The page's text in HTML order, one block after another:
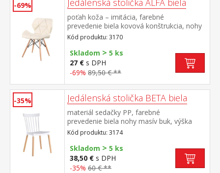
-69% Jedálenská stolička ALFA biela
poťah koža – imitácia, farebné
prevedenie biela kovová konštrukcia, nohy
masív buk, výška sedu 46 cm
Kód produktu: 3170
Skladom > 5 ks
27 € s DPH
-69% 89,50 € **
-35% Jedálenská stolička BETA biela
materiál sedačky PP, farebné
prevedenie biela nohy masív buk, výška
sedu 44 cm
Kód produktu: 3174
Skladom > 5 ks
38,50 € s DPH
-35% 60 € **